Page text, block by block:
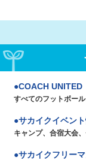
COACH UNITED
すべてのフットボー
サカイクイベン
キャンプ、合宿大会
サカイクフリー